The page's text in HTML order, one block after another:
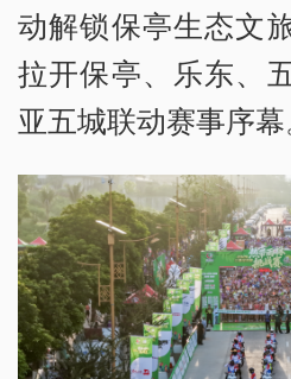
动解锁保亭生态文
拉开保亭、乐东、
亚五城联动赛事序幕